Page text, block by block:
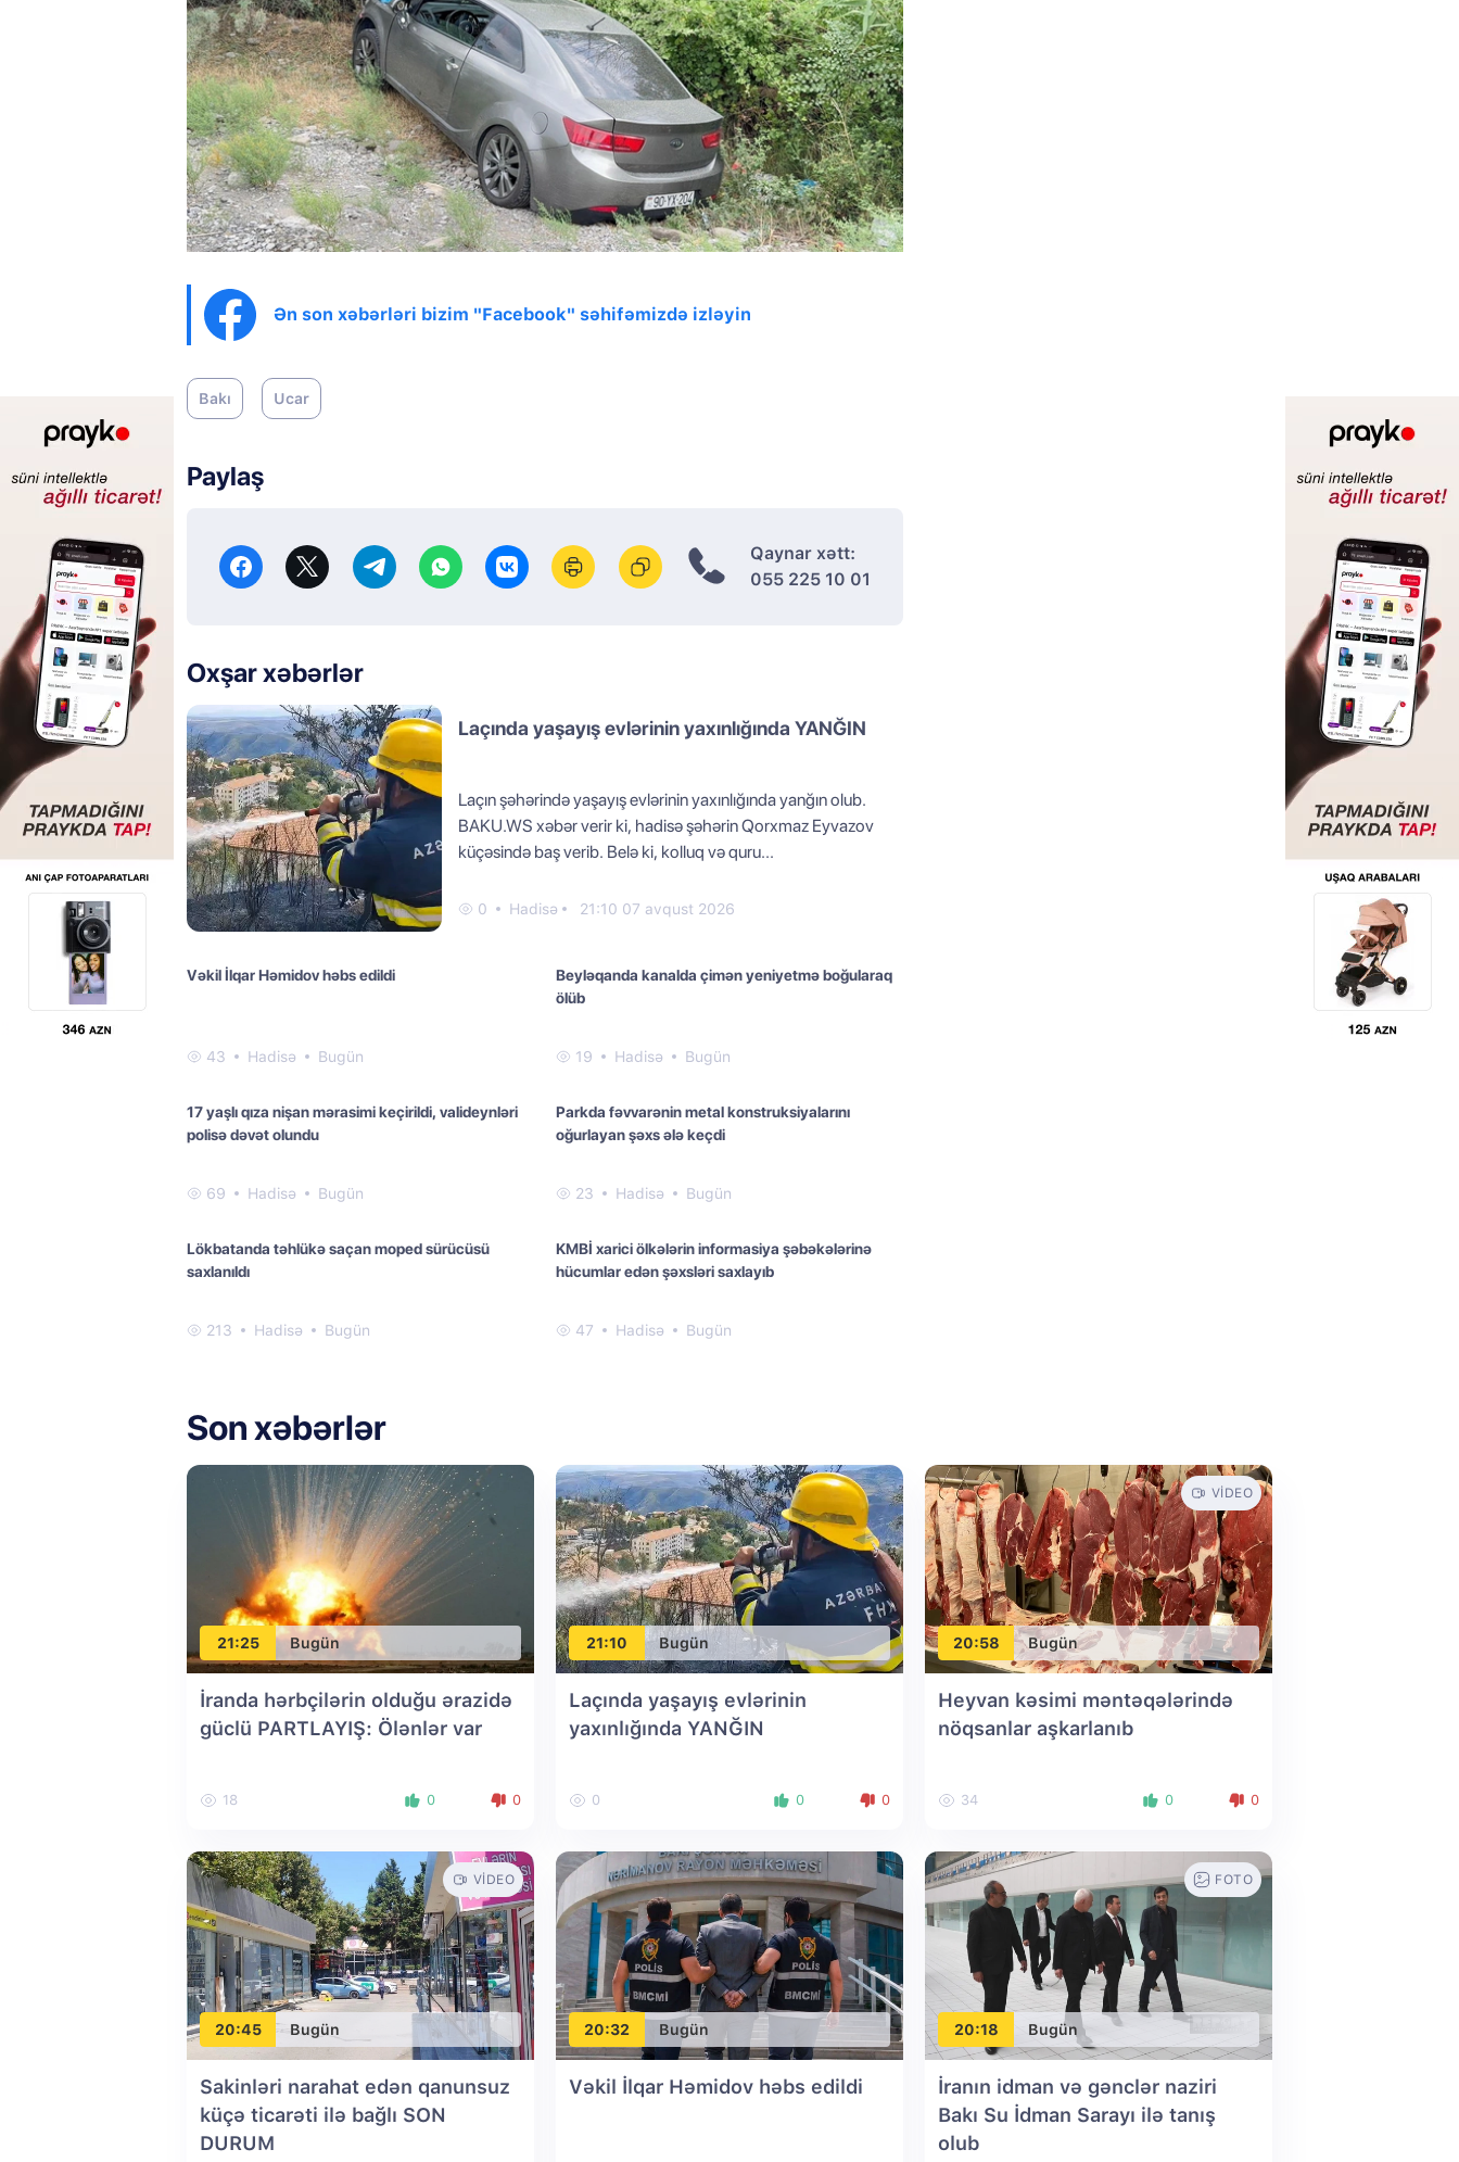
Ən son xəbərləri bizim "Facebook" səhifəmizdə izləyin
Bakı Ucar
Paylaş
Qaynar xətt:
055 225 10 01
Oxşar xəbərlər
Laçında yaşayış evlərinin yaxınlığında YANĞIN
Laçın şəhərində yaşayış evlərinin yaxınlığında yanğın olub.
BAKU.WS xəbər verir ki, hadisə şəhərin Qorxmaz Eyvazov
küçəsində baş verib. Belə ki, kolluq və quru...
0 Hadisə 21:10 07 avqust 2026
Vəkil İlqar Həmidov həbs edildi
43 Hadisə Bugün
Beyləqanda kanalda çimən yeniyetmə boğularaq
ölüb
19 Hadisə Bugün
17 yaşlı qıza nişan mərasimi keçirildi, valideynləri
polisə dəvət olundu
69 Hadisə Bugün
Parkda fəvvarənin metal konstruksiyalarını
oğurlayan şəxs ələ keçdi
23 Hadisə Bugün
Lökbatanda təhlükə saçan moped sürücüsü
saxlanıldı
213 Hadisə Bugün
KMBİ xarici ölkələrin informasiya şəbəkələrinə
hücumlar edən şəxsləri saxlayıb
47 Hadisə Bugün
Son xəbərlər
21:25 Bugün
İranda hərbçilərin olduğu ərazidə
güclü PARTLAYIŞ: Ölənlər var
18 0 0
21:10 Bugün
Laçında yaşayış evlərinin
yaxınlığında YANĞIN
0 0 0
20:58 Bugün
VIDEO
Heyvan kəsimi məntəqələrində
nöqsanlar aşkarlanıb
34 0 0
20:45 Bugün
VIDEO
Sakinləri narahat edən qanunsuz
küçə ticarəti ilə bağlı SON
DURUM
20:32 Bugün
Vəkil İlqar Həmidov həbs edildi
20:18 Bugün
FOTO
İranın idman və gənclər naziri
Bakı Su İdman Sarayı ilə tanış
olub